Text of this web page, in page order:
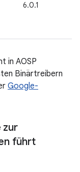
6.0.1
in AOSP
Binärtreibern
Google-
zur
führt